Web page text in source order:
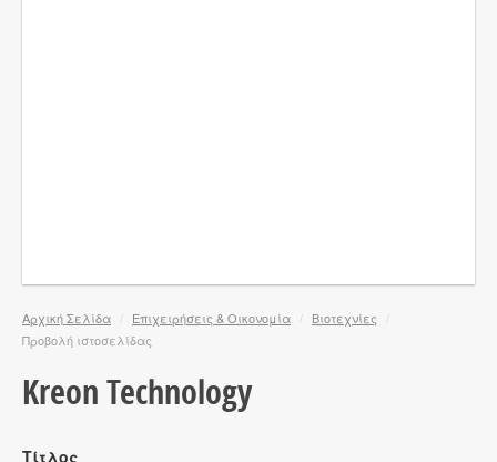
Αρχική Σελίδα / Επιχειρήσεις & Οικονομία / Βιοτεχνίες /
Προβολή ιστοσελίδας
Kreon Technology
Τίτλος